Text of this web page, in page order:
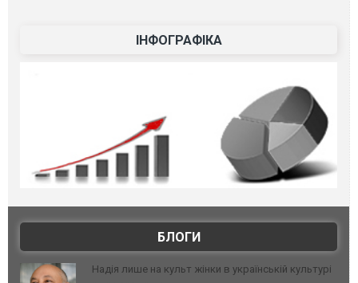
ІНФОГРАФІКА
БЛОГИ
Надія лише на культ жінки в українській культурі